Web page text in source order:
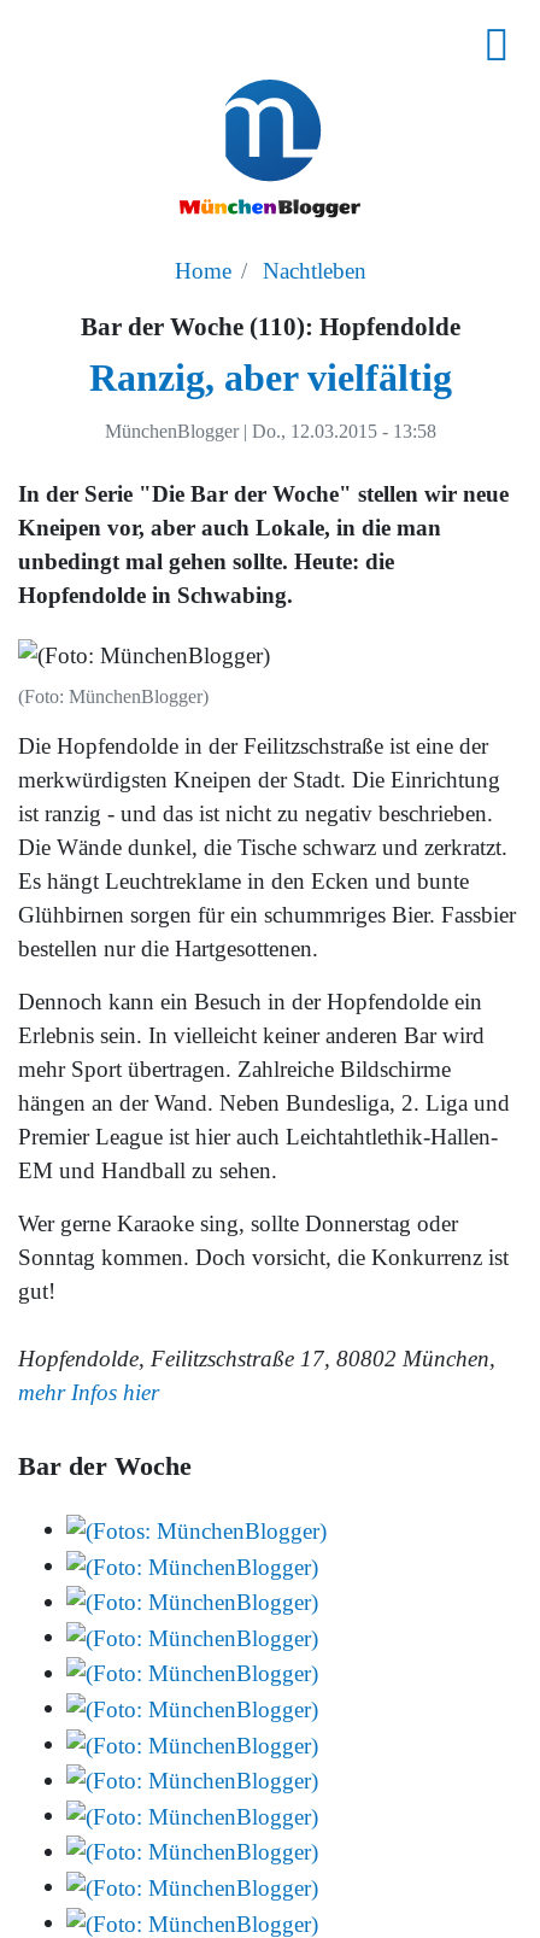
Home Nachtleben
Bar der Woche (110): Hopfendolde
Ranzig, aber vielfältig
MünchenBlogger | Do., 12.03.2015 - 13:58
In der Serie "Die Bar der Woche" stellen wir neue
Kneipen vor, aber auch Lokale, in die man
unbedingt mal gehen sollte. Heute: die
Hopfendolde in Schwabing.
(Foto: MünchenBlogger)
Die Hopfendolde in der Feilitzschstraße ist eine der
merkwürdigsten Kneipen der Stadt. Die Einrichtung
ist ranzig - und das ist nicht zu negativ beschrieben.
Die Wände dunkel, die Tische schwarz und zerkratzt.
Es hängt Leuchtreklame in den Ecken und bunte
Glühbirnen sorgen für ein schummriges Bier. Fassbier
bestellen nur die Hartgesottenen.
Dennoch kann ein Besuch in der Hopfendolde ein
Erlebnis sein. In vielleicht keiner anderen Bar wird
mehr Sport übertragen. Zahlreiche Bildschirme
hängen an der Wand. Neben Bundesliga, 2. Liga und
Premier League ist hier auch Leichtahtlethik-Hallen-
EM und Handball zu sehen.
Wer gerne Karaoke sing, sollte Donnerstag oder
Sonntag kommen. Doch vorsicht, die Konkurrenz ist
gut!
Hopfendolde, Feilitzschstraße 17, 80802 München,
mehr Infos hier
Bar der Woche